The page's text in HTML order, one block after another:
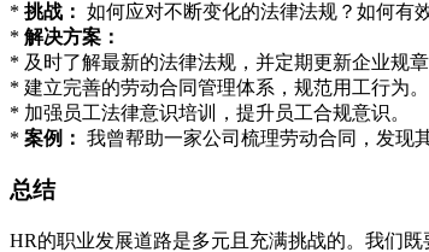
* 挑战： 如何应对不断变化的法律法规？如何有
* 解决方案：
* 及时了解最新的法律法规，并定期更新企业规章
* 建立完善的劳动合同管理体系，规范用工行为。
* 加强员工法律意识培训，提升员工合规意识。
* 案例： 我曾帮助一家公司梳理劳动合同，发现
总结
HR的职业发展道路是多元且充满挑战的。我们